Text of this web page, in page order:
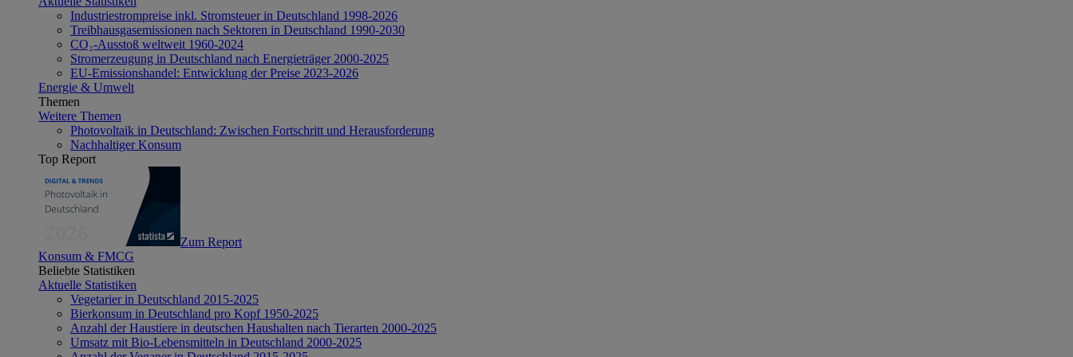
Industriestrompreise inkl. Stromsteuer in Deutschland 1998-2026
Treibhausgasemissionen nach Sektoren in Deutschland 1990-2030
CO₂-Ausstoß weltweit 1960-2024
Stromerzeugung in Deutschland nach Energieträger 2000-2025
EU-Emissionshandel: Entwicklung der Preise 2023-2026
Energie & Umwelt
Themen
Weitere Themen
Photovoltaik in Deutschland: Zwischen Fortschritt und Herausforderung
Nachhaltiger Konsum
Top Report
Zum Report
Konsum & FMCG
Beliebte Statistiken
Aktuelle Statistiken
Vegetarier in Deutschland 2015-2025
Bierkonsum in Deutschland pro Kopf 1950-2025
Anzahl der Haustiere in deutschen Haushalten nach Tierarten 2000-2025
Umsatz mit Bio-Lebensmitteln in Deutschland 2000-2025